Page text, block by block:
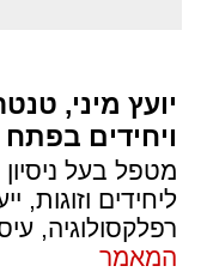
יועץ מיני,
ויחידים
ליחידים וזוגות,
רפלקסולוגיה,
המאמר